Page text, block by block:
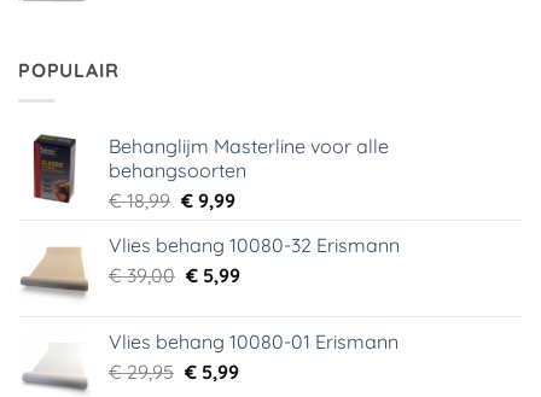
POPULAIR
Behanglijm Masterline voor alle
behangsoorten
€18,99 Oorspronkelijke
was:
€ 18,99.
€9,99Huidige
is:
€ 9,99.
Vlies behang 10080-32 Erismann
€39,00 Oorspronkelijke
€ 39,00.
€5,99Huidige
€ 5,99.
Vlies behang 10080-01 Erismann
€29,95 Oorspronkelijke
€5,99Huidige